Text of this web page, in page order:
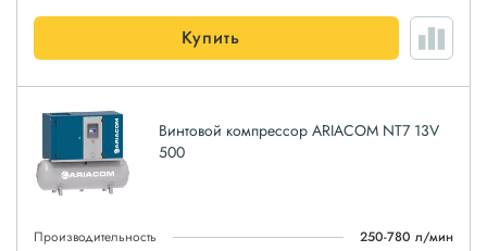
Купить
Винтовой компрессор ARIACOM NT7 13V
500
Производительность
250-780 л/мин